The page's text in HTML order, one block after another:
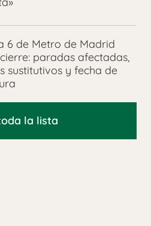
6 de Metro de Madrid
paradas afectadas,
sustitutivos y fecha de
la lista